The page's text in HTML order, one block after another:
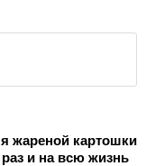
жареной картошки
и на всю жизнь